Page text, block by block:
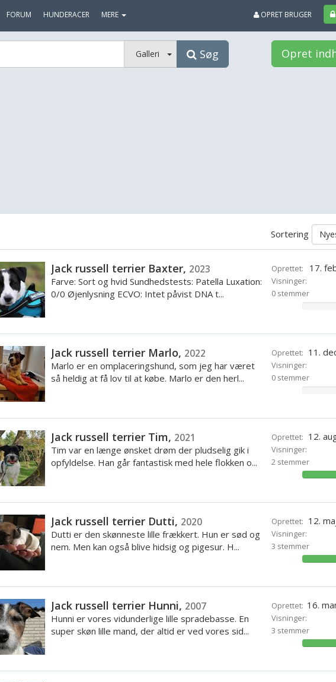
FORUM HUNDERACER MERE OPRET BRUGER
Galleri Søg Opret
Sortering
Jack russell terrier Baxter, 2023
Farve: Sort og hvid Sundhedstests: Patella Luxation:
0/0 Øjenlysning ECVO: Intet påvist DNA t...
Oprettet: 17.
Visninger:
0 stemmer
Jack russell terrier Marlo, 2022
Marlo er en omplaceringshund, som jeg har været
så heldig at få lov til at købe. Marlo er den herl...
Oprettet: 11.
Visninger:
0 stemmer
Jack russell terrier Tim, 2021
Tim var en længe ønsket drøm der pludselig gik i
opfyldelse. Han går fantastisk med hele flokken o...
Oprettet: 12.
Visninger:
2 stemmer
Jack russell terrier Dutti, 2020
Dutti er den skønneste lille frækkert. Hun er sød og
nem. Men kan også blive hidsig og pigesur. H...
Oprettet: 12.
Visninger:
3 stemmer
Jack russell terrier Hunni, 2007
Hunni er vores vidunderlige lille spradebasse. En
super skøn lille mand, der altid er ved vores sid...
Oprettet: 16.
Visninger:
3 stemmer